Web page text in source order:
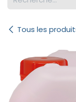
Tous les